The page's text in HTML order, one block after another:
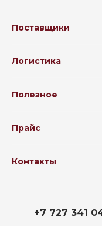
Поставщики
Логистика
Полезное
Прайс
Контакты
+7 727 341